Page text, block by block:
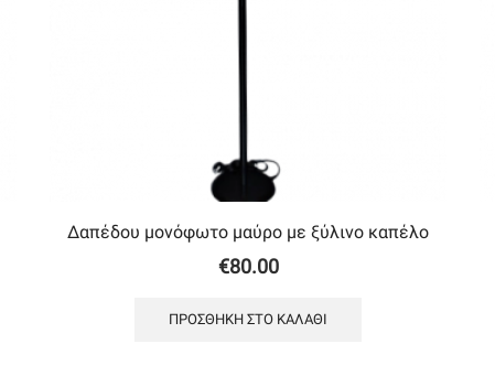
Δαπέδου μονόφωτο μαύρο με ξύλινο καπέλο
€80.00
ΠΡΟΣΘΉΚΗ ΣΤΟ ΚΑΛΆΘΙ